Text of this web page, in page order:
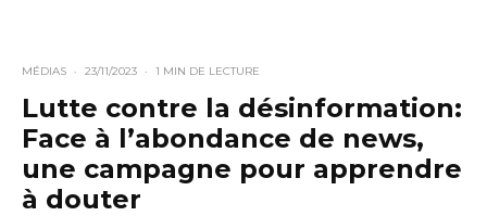
MÉDIAS · 23/11/2023 · 1 MIN DE LECTURE
Lutte contre la désinformation:
Face à l’abondance de news,
une campagne pour apprendre
à douter